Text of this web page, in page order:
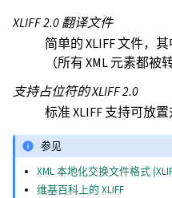
XLIFF 2.0 翻译文件
简单的 XLIFF 文件，
（所有 XML 元素都被
支持占位符的 XLIFF 2.0
标准 XLIFF 支持可放置
参见
XML 本地化交换文件格式
维基百科上的 XLIFF